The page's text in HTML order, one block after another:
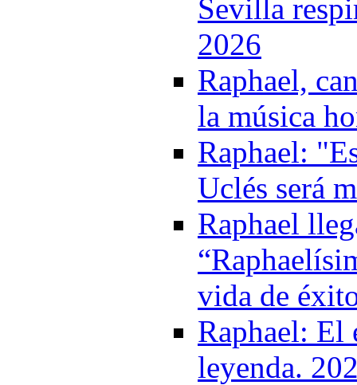
Sevilla
2026
Raphael,
la música
Raphael:
Uclés será
Raphael
vida de
Raphael: El
leyenda.